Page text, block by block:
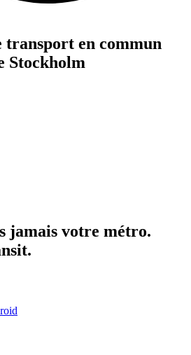
transport en commun
Stockholm
jamais votre métro.